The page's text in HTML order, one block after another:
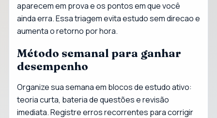
aparecem em prova e os pontos em que você
ainda erra. Essa triagem evita estudo sem direcao e
aumenta o retorno por hora.
Método semanal para ganhar
desempenho
Organize sua semana em blocos de estudo ativo:
teoria curta, bateria de questões e revisão
imediata. Registre erros recorrentes para corrigir